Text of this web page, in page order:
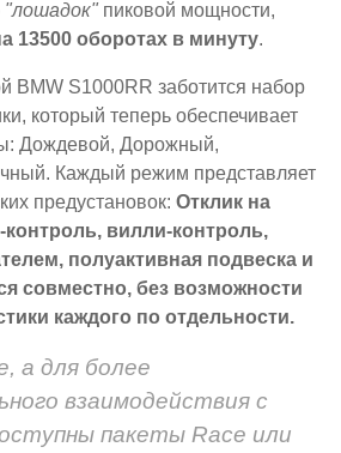
"лошадок" пиковой мощности,
13500 оборотах в минуту.
BMW S1000RR заботится набор
который теперь обеспечивает
Дождевой, Дорожный,
Каждый режим представляет
предустановок: Отклик на
контроль, вилли-контроль,
полуактивная подвеска и
совместно, без возможности
каждого по отдельности.
а для более
взаимодействия с
пакеты Race или